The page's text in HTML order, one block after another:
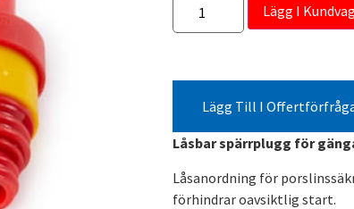
Lägg I
Lägg Till I
Låsbar spärrplugg för
Låsanordning för
förhindrar oavsiktlig start.